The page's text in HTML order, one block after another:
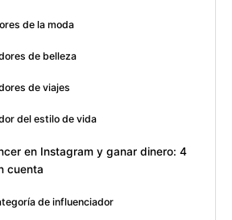
de la moda
de belleza
de viajes
del estilo de vida
en Instagram y ganar dinero: 4
cuenta
de influenciador